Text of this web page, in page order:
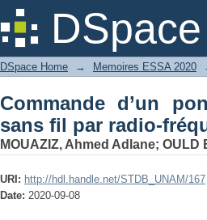
Commande d’un
DSpace Home → Memoires ESSA 2020
Commande d’un
sans fil par radio-
MOUAZIZ, Ahmed Adlane; OULD
URI: http://hdl.handle.net/STDB_UNAM/167
Date: 2020-09-08